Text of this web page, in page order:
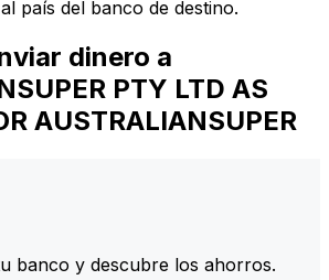
país del banco de destino.
dinero a
PTY LTD AS
AUSTRALIANSUPER
banco y descubre los ahorros.